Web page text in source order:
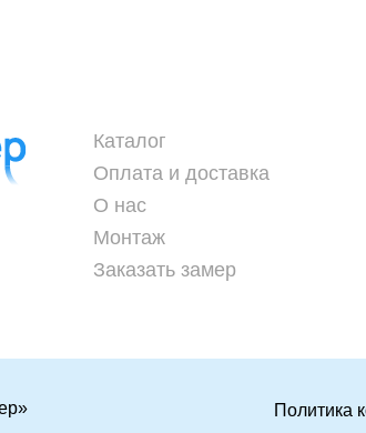
Каталог
Оплата и доставка
О нас
Монтаж
Заказать замер
Политика